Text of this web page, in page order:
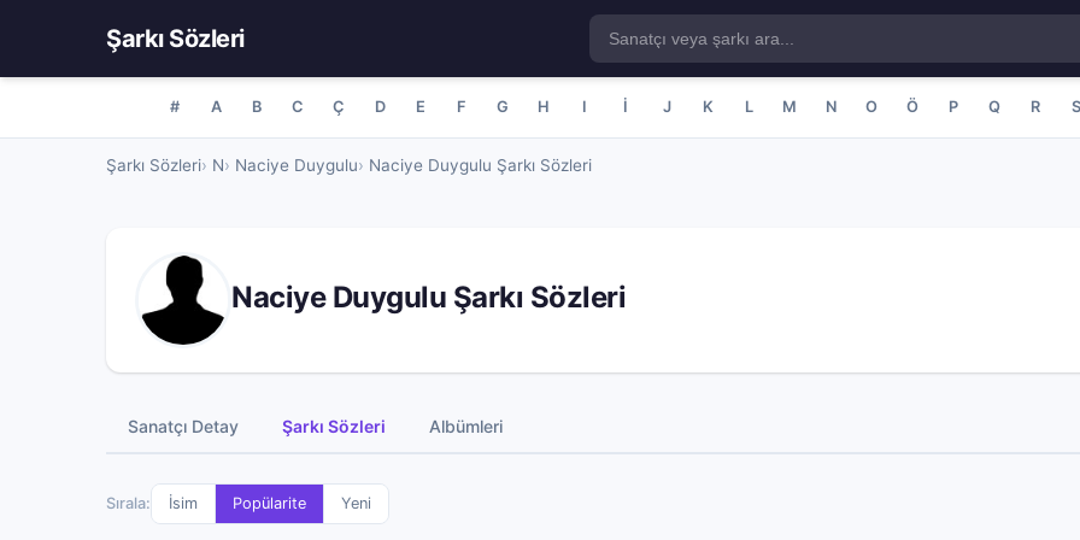
Şarkı Sözleri
# A B C Ç D E F G H I İ J K L M N O Ö P Q R S
Şarkı Sözleri N Naciye Duygulu Naciye Duygulu Şarkı Sözleri
Naciye Duygulu Şarkı Sözleri
Sanatçı Detay Şarkı Sözleri Albümleri
Sırala: İsim Popülarite Yeni